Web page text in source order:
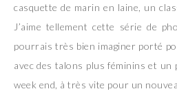
casquette de marin en laine, un
J’aime tellement cette série de
pourrais très bien imaginer porté
avec des talons plus féminins et un
week end, à très vite pour un